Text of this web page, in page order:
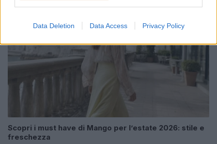
Data Deletion Data Access Privacy Policy
Scopri i must have di Mango per l’estate 2026: stile e
freschezza